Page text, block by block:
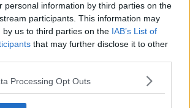
personal information by third parties on the
participants. This information may
by us to third parties on the IAB’s List of
that may further disclose it to other
Processing Opt Outs
le sculture spaziali di Mattiacci
al meglio le vostre criptovalute?
un nuovo scandalo per colpa dell'arte
Pignone cresce, investimento da 28,5